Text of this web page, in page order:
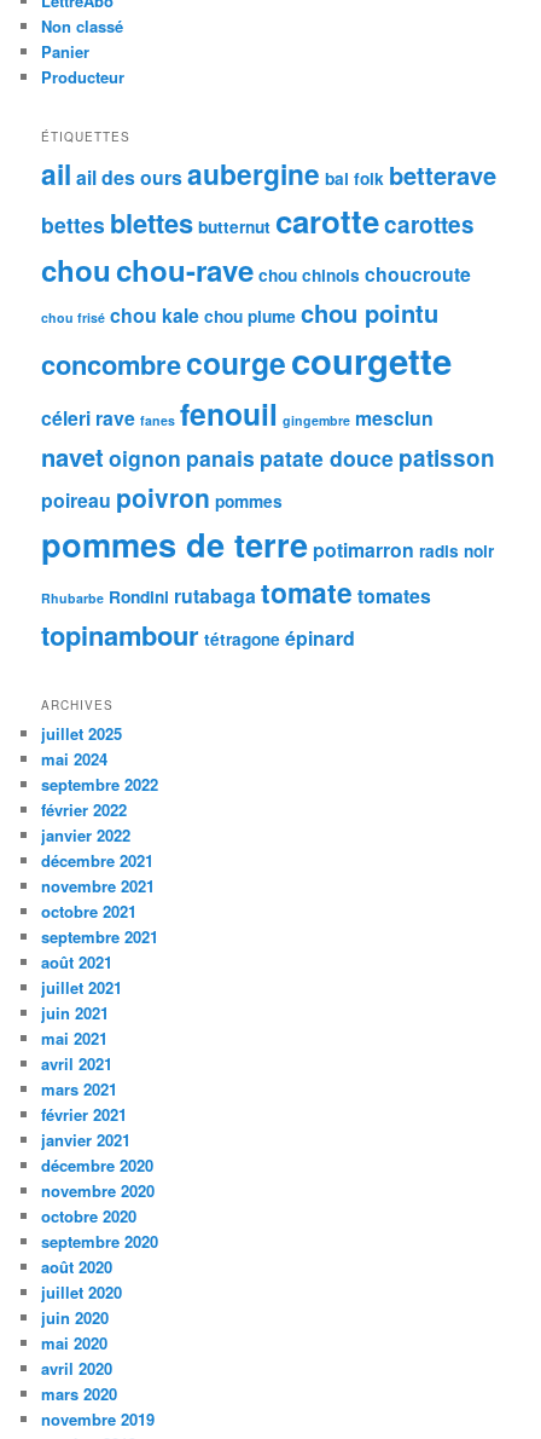
h
e
Non classé
Panier
Producteur
ÉTIQUETTES
ail ail des oursaubergine bal folk betterave
bettes blettes butternut carottecarottes
chouchou-rave chou chinois choucroute
chou frisé chou kale chou plume chou pointu
concombrecourgecourgette
céleri rave fanes fenouil gingembre mesclun
navet oignon panais patate douce patisson
poireau poivron pommes
pommes de terre potimarron radis noir
Rhubarbe Rondini rutabagatomate tomates
topinambour tétragone épinard
ARCHIVES
juillet 2025
mai 2024
septembre 2022
février 2022
janvier 2022
décembre 2021
novembre 2021
octobre 2021
septembre 2021
août 2021
juillet 2021
juin 2021
mai 2021
avril 2021
mars 2021
février 2021
janvier 2021
décembre 2020
novembre 2020
octobre 2020
septembre 2020
août 2020
juillet 2020
juin 2020
mai 2020
avril 2020
mars 2020
novembre 2019